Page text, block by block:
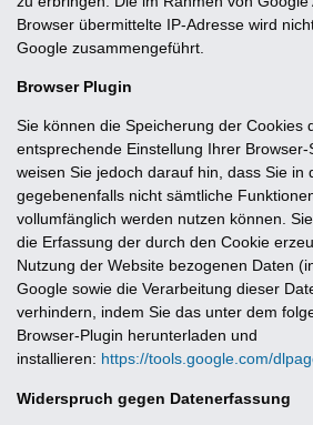
Browser übermittelte IP-Adresse wird
Google zusammengeführt.
Browser Plugin
Sie können die Speicherung der Cookies
entsprechende Einstellung Ihrer
weisen Sie jedoch darauf hin, dass Sie in
gegebenenfalls nicht sämtliche
vollumfänglich werden nutzen können.
die Erfassung der durch den Cookie
Nutzung der Website bezogenen Daten
Google sowie die Verarbeitung dieser
verhindern, indem Sie das unter dem
Browser-Plugin herunterladen und
installieren: https://tools.google.com/
Widerspruch gegen Datenerfassung